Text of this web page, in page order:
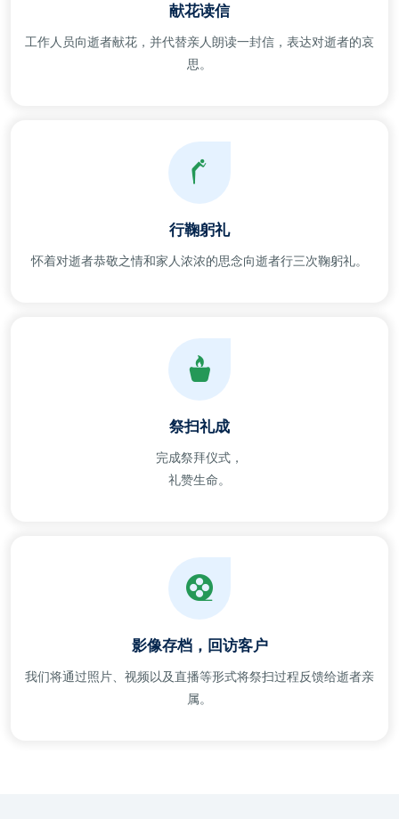
献花读信
工作人员向逝者献花，并代替亲人朗读一封信，表达对逝者的哀
思。
行鞠躬礼
怀着对逝者恭敬之情和家人浓浓的思念向逝者行三次鞠躬礼。
祭扫礼成
完成祭拜仪式，
礼赞生命。
影像存档，回访客户
我们将通过照片、视频以及直播等形式将祭扫过程反馈给逝者亲
属。